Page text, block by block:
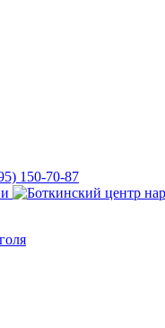
150-70-87